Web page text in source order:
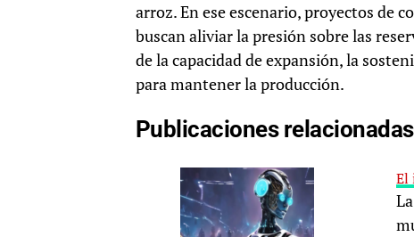
arroz. En ese escenario, proyectos de
buscan aliviar la presión sobre las
de la capacidad de expansión, la
para mantener la producción.
Publicaciones relacionadas
El